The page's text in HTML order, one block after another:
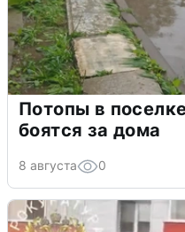
Потопы в
боятся за дома
8 августа 0